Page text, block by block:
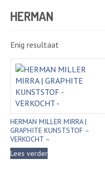
HERMAN
Enig resultaat
HERMAN MILLER MIRRA |
GRAPHITE KUNSTSTOF –
VERKOCHT –
Lees verder